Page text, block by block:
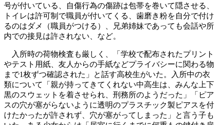
号が付いている、自傷行為の傷跡は包帯を巻いて隠させる、
トイレは許可制で職員が付いてくる、歯磨き粉を自分で付け
るのはダメ（職員がつける）、兄弟姉妹であっても会話や所
内での接見は許されない、など。
入所時の荷物検査も厳しく、「学校で配布されたプリント
やテスト用紙、友人からの手紙などプライバシーに関わる物
まで1枚ずつ確認された」と話す高校生がいた。入所中の衣
類について「親が持ってきてくれない中高生は、みんな上下
黒のスウェットを着させられ、刑務所のようだった」「ピア
スの穴が塞がらないように透明のプラスチック製ピアスを付
けたかったが許されず、穴が塞がってしまった」と言う子も